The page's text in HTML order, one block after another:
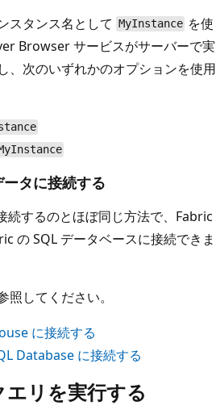
スタンス名として MyInstance を使
Browser サービスがサーバーで実
、次のいずれかのオプションを使用
タに接続する
続するのとほぼ同じ方法で、Fabric
の SQL データベースに接続できま
してください。
に接続する
Database に接続する
リを実行する